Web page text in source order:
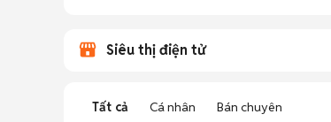
Siêu thị điện tử
Tất cả Cá nhân Bán chuyên